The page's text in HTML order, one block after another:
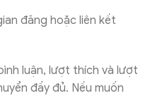
đăng hoặc liên kết
luận, lượt thích và lượt
đầy đủ. Nếu muốn